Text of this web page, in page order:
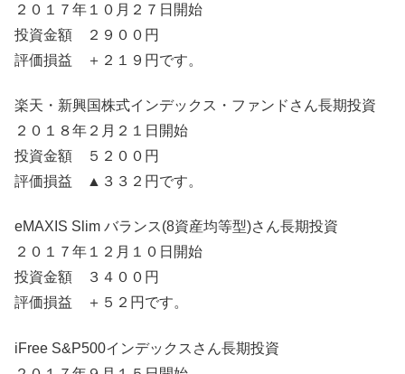
２０１７年１０月２７日開始
投資金額 ２９００円
評価損益 ＋２１９円です。
楽天・新興国株式インデックス・ファンドさん長期投資
２０１８年２月２１日開始
投資金額 ５２００円
評価損益 ▲３３２円です。
eMAXIS Slim バランス(8資産均等型)さん長期投資
２０１７年１２月１０日開始
投資金額 ３４００円
評価損益 ＋５２円です。
iFree S&P500インデックスさん長期投資